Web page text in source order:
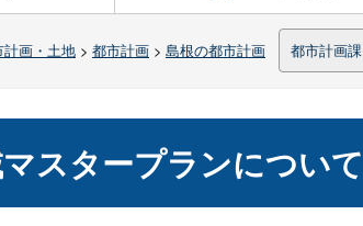
計画・土地 > 都市計画 > 島根の都市計画 都市計画課
スタープランについて